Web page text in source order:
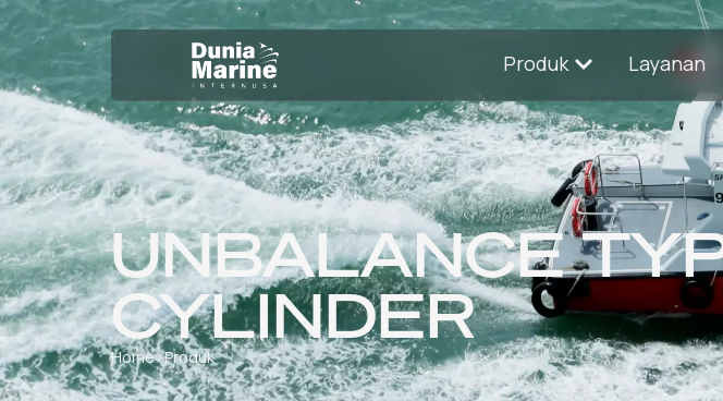
Produk Layanan
UNBALANCE
CYLINDER
Home›Produk